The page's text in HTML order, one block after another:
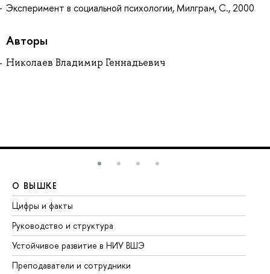
Эксперимент в социальной психологии, Милграм, С., 2000
Авторы
Николаев Владимир Геннадьевич
О ВЫШКЕ
Цифры и факты
Руководство и структура
Устойчивое развитие в НИУ ВШЭ
Преподаватели и сотрудники